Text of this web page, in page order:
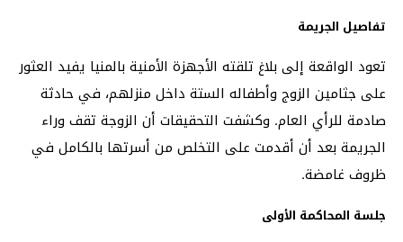
تفاصيل الجريمة
تعود الواقعة إلى بلاغ تلقته الأجهزة الأمنية بالمنيا يفيد العثور
على جثامين الزوج وأطفاله الستة داخل منزلهم، في حادثة
صادمة للرأي العام. وكشفت التحقيقات أن الزوجة تقف وراء
الجريمة بعد أن أقدمت على التخلص من أسرتها بالكامل في
ظروف غامضة.
جلسة المحاكمة الأولى